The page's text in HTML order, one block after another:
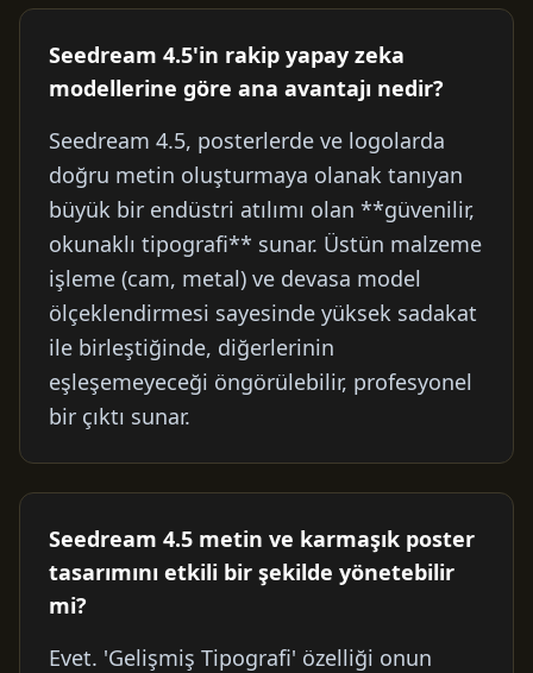
Seedream 4.5'in rakip yapay zeka
modellerine göre ana avantajı nedir?
Seedream 4.5, posterlerde ve logolarda
doğru metin oluşturmaya olanak tanıyan
büyük bir endüstri atılımı olan **güvenilir,
okunaklı tipografi** sunar. Üstün malzeme
işleme (cam, metal) ve devasa model
ölçeklendirmesi sayesinde yüksek sadakat
ile birleştiğinde, diğerlerinin
eşleşemeyeceği öngörülebilir, profesyonel
bir çıktı sunar.
Seedream 4.5 metin ve karmaşık poster
tasarımını etkili bir şekilde yönetebilir
mi?
Evet. 'Gelişmiş Tipografi' özelliği onun